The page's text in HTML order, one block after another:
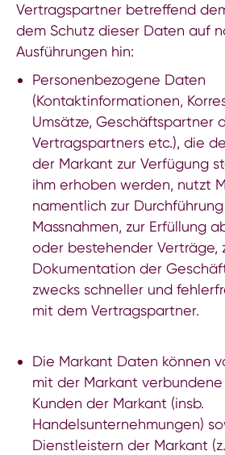
Vertragspartner betreffend
dem Schutz dieser Daten auf
Ausführungen hin:
Personenbezogene Daten
(Kontaktinformationen,
Umsätze, Geschäftspartner
Vertragspartners etc.), die
der Markant zur Verfügung
ihm erhoben werden, nutzt
namentlich zur
Massnahmen, zur Erfüllung
oder bestehender Verträge,
Dokumentation der
zwecks schneller und
mit dem Vertragspartner.
Die Markant Daten können
mit der Markant
Kunden der Markant (insb.
Handelsunternehmungen)
Dienstleistern der Markant